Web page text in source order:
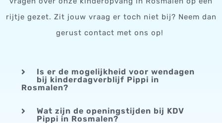
rijtje gezet. Zit jouw vraag er toch niet bij? Neem dan
gerust contact met ons op!
Is er de mogelijkheid voor wendagen
bij kinderdagverblijf Pippi in
Rosmalen?
Wat zijn de openingstijden bij KDV
Pippi in Rosmalen?